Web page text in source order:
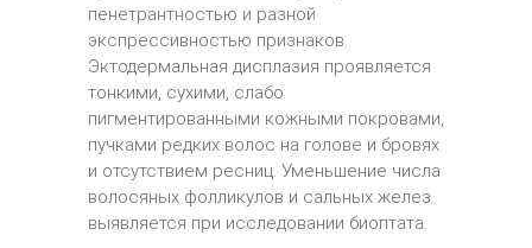
пенетрантностью и разной
экспрессивностью признаков.
Эктодермальная дисплазия проявляется
тонкими, сухими, слабо
пигментированными кожными покровами,
пучками редких волос на голове и бровях
и отсутствием ресниц. Уменьшение числа
волосяных фолликулов и сальных желез
выявляется при исследовании биоптата.